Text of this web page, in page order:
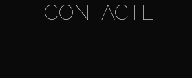
CONTACTE